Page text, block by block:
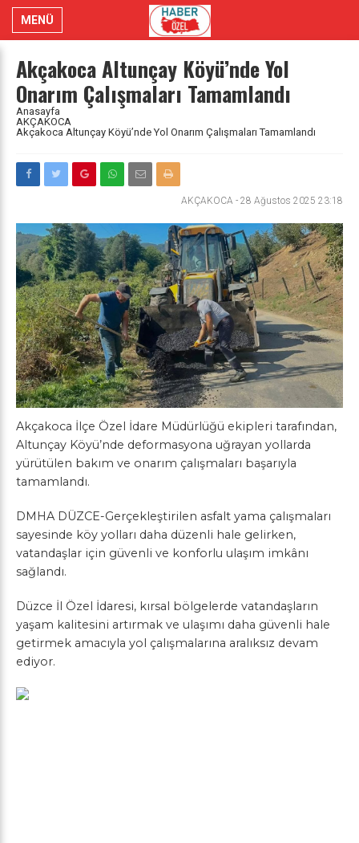
MENÜ
Akçakoca Altunçay Köyü’nde Yol
Onarım Çalışmaları Tamamlandı
Anasayfa
AKÇAKOCA
Akçakoca Altunçay Köyü’nde Yol Onarım Çalışmaları Tamamlandı
AKÇAKOCA - 28 Ağustos 2025 23:18
Akçakoca İlçe Özel İdare Müdürlüğü ekipleri tarafından,
Altunçay Köyü’nde deformasyona uğrayan yollarda
yürütülen bakım ve onarım çalışmaları başarıyla
tamamlandı.
DMHA DÜZCE-Gerçekleştirilen asfalt yama çalışmaları
sayesinde köy yolları daha düzenli hale gelirken,
vatandaşlar için güvenli ve konforlu ulaşım imkânı
sağlandı.
Düzce İl Özel İdaresi, kırsal bölgelerde vatandaşların
yaşam kalitesini artırmak ve ulaşımı daha güvenli hale
getirmek amacıyla yol çalışmalarına aralıksız devam
ediyor.